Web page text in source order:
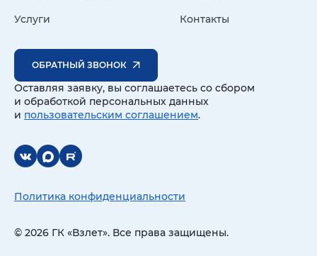
Услуги Контакты
ОБРАТНЫЙ ЗВОНОК
Оставляя заявку, вы соглашаетесь со сбором
и обработкой персональных данных
и пользовательским соглашением.
© 2026 ГК «Взлет». Все права защищены.
Политика конфиденциальности